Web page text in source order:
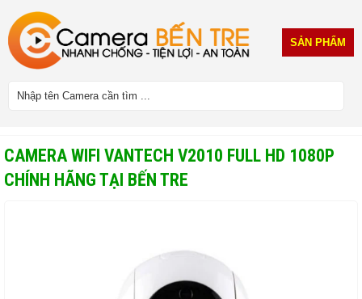
SẢN PHẨM
CAMERA WIFI VANTECH V2010 FULL HD 1080P
CHÍNH HÃNG TẠI BẾN TRE